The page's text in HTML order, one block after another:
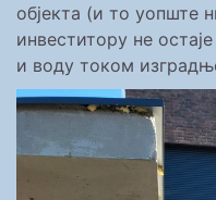
објекта (и то уопште
инвеститору не
и воду током